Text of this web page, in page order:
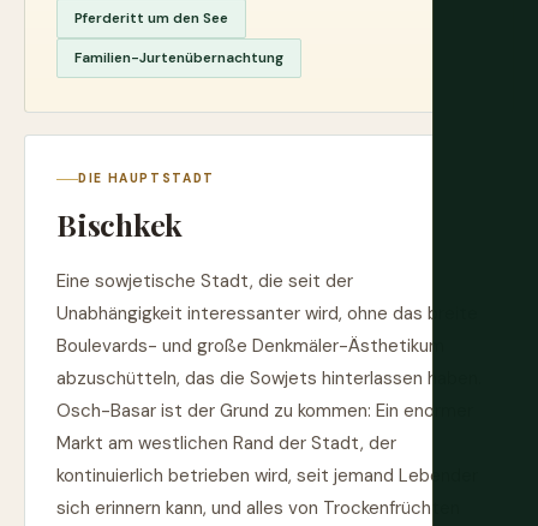
Pferderitt um den See
Familien-Jurtenübernachtung
DIE HAUPTSTADT
Bischkek
Eine sowjetische Stadt, die seit der
Unabhängigkeit interessanter wird, ohne das breite
Boulevards- und große Denkmäler-Ästhetikum
abzuschütteln, das die Sowjets hinterlassen haben.
Osch-Basar ist der Grund zu kommen: Ein enormer
Markt am westlichen Rand der Stadt, der
kontinuierlich betrieben wird, seit jemand Lebender
sich erinnern kann, und alles von Trockenfrüchten